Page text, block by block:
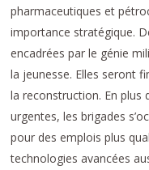
pharmaceutiques et
importance stratégique.
encadrées par le génie
la jeunesse. Elles seront
la reconstruction. En plus
urgentes, les brigades
pour des emplois plus
technologies avancées